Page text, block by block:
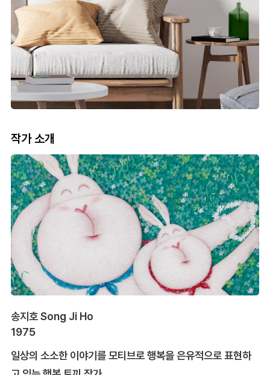
작가 소개
송지호 Song Ji Ho
1975
일상의 소소한 이야기를 모티브로 행복을 은유적으로 표현하